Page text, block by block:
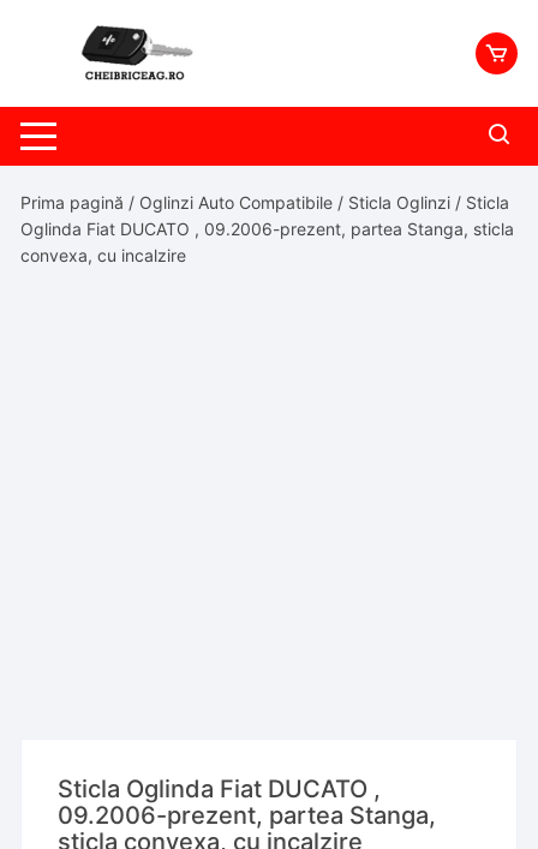
Prima pagină / Oglinzi Auto Compatibile / Sticla Oglinzi / Sticla
Oglinda Fiat DUCATO , 09.2006-prezent, partea Stanga, sticla
convexa, cu incalzire
Sticla Oglinda Fiat DUCATO ,
09.2006-prezent, partea Stanga,
sticla convexa, cu incalzire